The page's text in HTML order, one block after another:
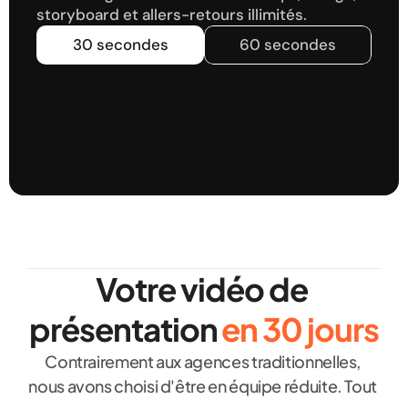
2
3
4
9
2
3
4
9
2
3
4
9
2
3
4
9
storyboard et allers-retours illimités.
30 secondes
60 secondes
Votre vidéo de
présentation en 30 jours
Contrairement aux agences traditionnelles,
nous avons choisi d'être en équipe réduite. Tout